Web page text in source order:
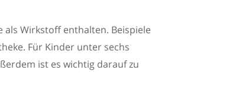
als Wirkstoff enthalten. Beispiele
Für Kinder unter sechs
ist es wichtig darauf zu